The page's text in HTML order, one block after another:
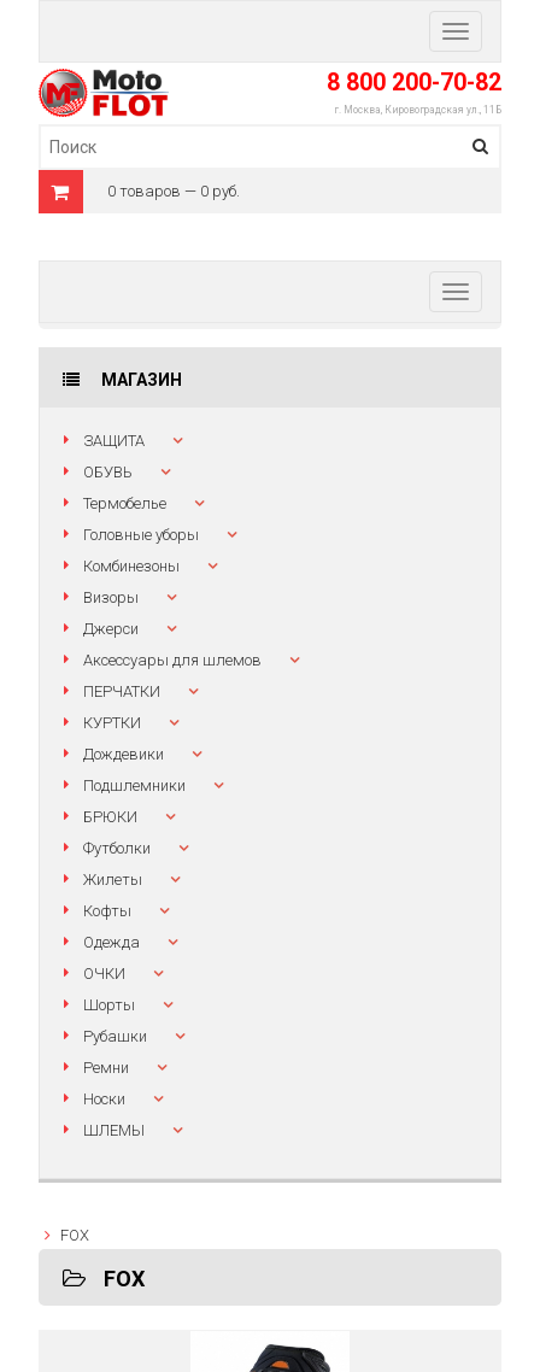
Toggle
navigation
8 800 200-70-82
г. Москва, Кировоградская ул., 11Б
0 товаров — 0 руб.
Toggle
navigation
МАГАЗИН
ЗАЩИТА
ОБУВЬ
Термобелье
Головные уборы
Комбинезоны
Визоры
Джерси
Аксессуары для шлемов
ПЕРЧАТКИ
КУРТКИ
Дождевики
Подшлемники
БРЮКИ
Футболки
Жилеты
Кофты
Одежда
ОЧКИ
Шорты
Рубашки
Ремни
Носки
ШЛЕМЫ
FOX
FOX